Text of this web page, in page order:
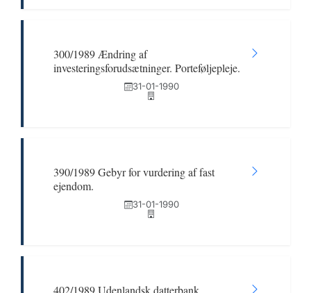
300/1989 Ændring af
investeringsforudsætninger. Porteføljepleje.
31-01-1990
390/1989 Gebyr for vurdering af fast
ejendom.
31-01-1990
402/1989 Udenlandsk datterbank.